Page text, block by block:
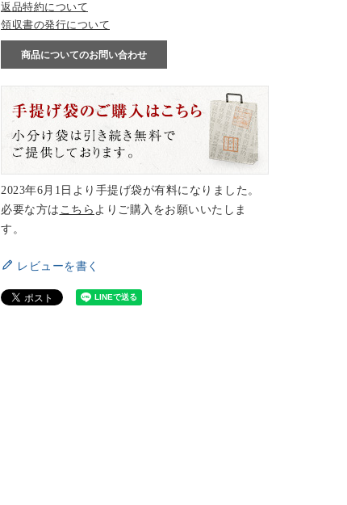
返品特約について
領収書の発行について
商品についてのお問い合わせ
2023年6月1日より手提げ袋が有料になりました。
必要な方はこちらよりご購入をお願いいたしま
す。
レビューを書く